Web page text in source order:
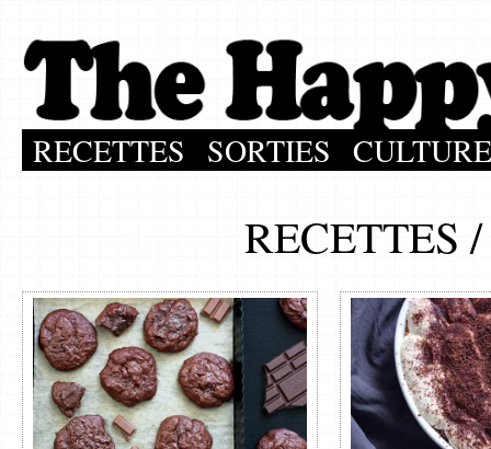
RECETTES SORTIES CULTURE
RECETTES